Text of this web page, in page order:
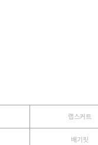
랩스커트
배기핏